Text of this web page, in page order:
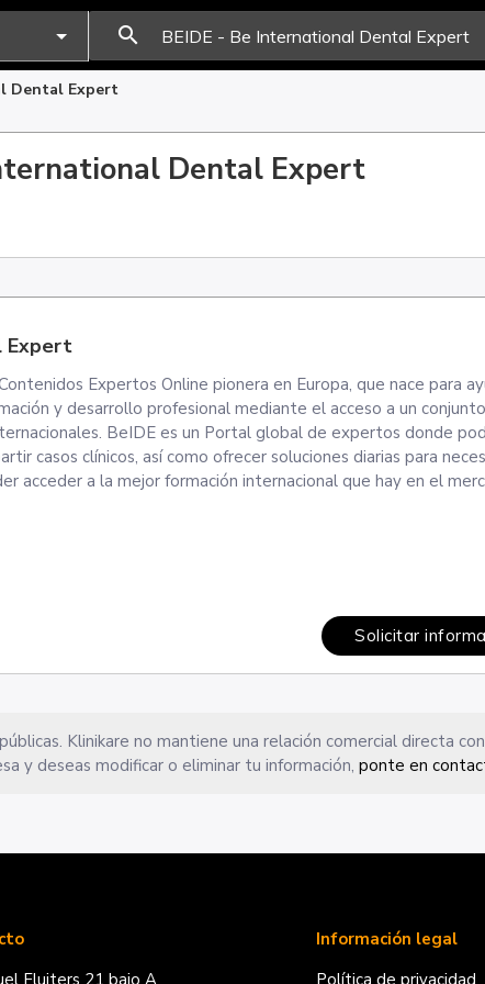
search
Dental Expert
Dental Expert
Expert
Expertos Online pionera en Europa, que nace para
y desarrollo profesional mediante el acceso a un
BeIDE es un Portal global de expertos donde
casos clínicos, así como ofrecer soluciones diarias para
acceder a la mejor formación internacional que hay en el
Solicitar
Klinikare no mantiene una relación comercial directa
y deseas modificar o eliminar tu información, ponte en
Fluiters 21 bajo A
Información legal
Política de privacidad